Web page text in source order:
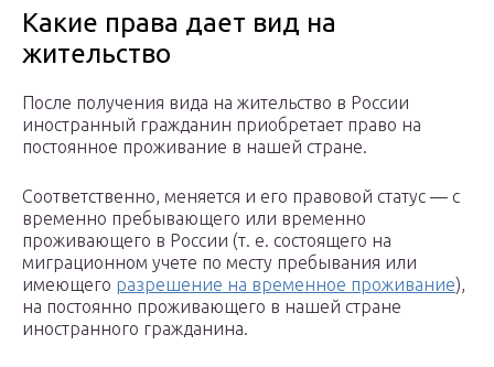
Какие права дает вид на
жительство
После получения вида на жительство в России
иностранный гражданин приобретает право на
постоянное проживание в нашей стране.
Соответственно, меняется и его правовой статус — с
временно пребывающего или временно
проживающего в России (т. е. состоящего на
миграционном учете по месту пребывания или
имеющего разрешение на временное проживание),
на постоянно проживающего в нашей стране
иностранного гражданина.